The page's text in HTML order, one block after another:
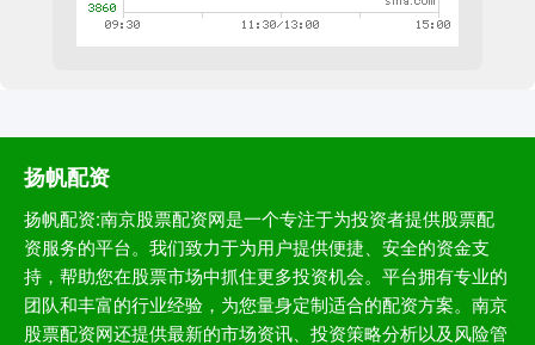
扬帆配资
扬帆配资:南京股票配资网是一个专注于为投资者提供股票配
资服务的平台。我们致力于为用户提供便捷、安全的资金支
持，帮助您在股票市场中抓住更多投资机会。平台拥有专业的
团队和丰富的行业经验，为您量身定制适合的配资方案。南京
股票配资网还提供最新的市场资讯、投资策略分析以及风险管